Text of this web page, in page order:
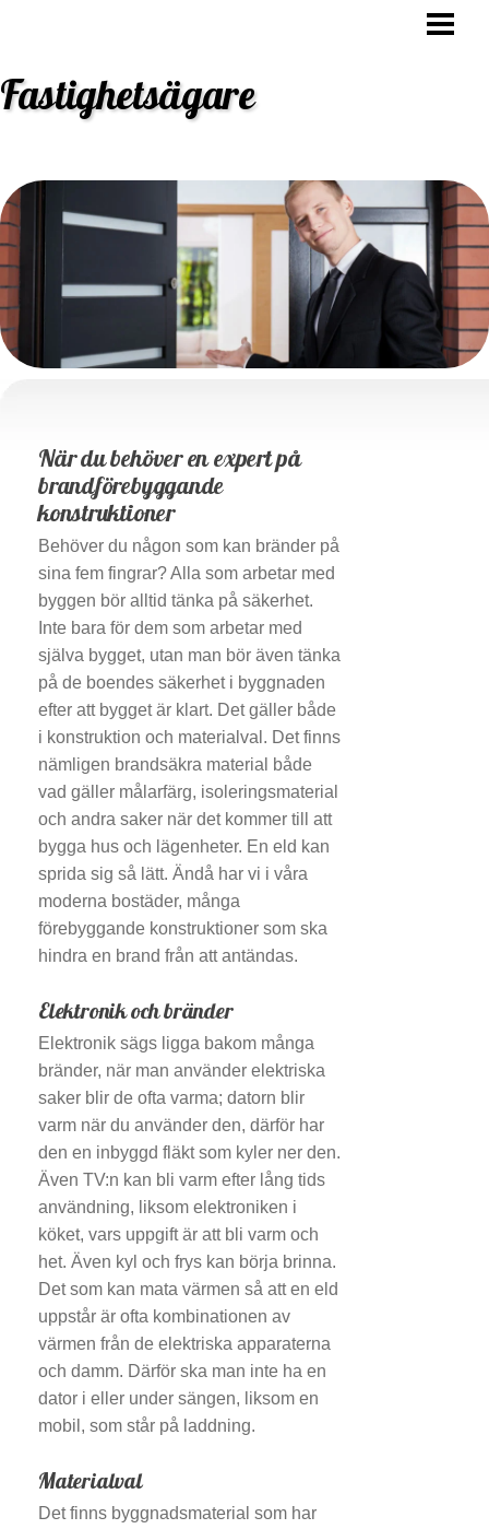
STAMBYTE
BLOGG
Fastighetsägare
När du behöver en expert på
brandförebyggande
konstruktioner
Behöver du någon som kan bränder på
sina fem fingrar? Alla som arbetar med
byggen bör alltid tänka på säkerhet.
Inte bara för dem som arbetar med
själva bygget, utan man bör även tänka
på de boendes säkerhet i byggnaden
efter att bygget är klart. Det gäller både
i konstruktion och materialval. Det finns
nämligen brandsäkra material både
vad gäller målarfärg, isoleringsmaterial
och andra saker när det kommer till att
bygga hus och lägenheter. En eld kan
sprida sig så lätt. Ändå har vi i våra
moderna bostäder, många
förebyggande konstruktioner som ska
hindra en brand från att antändas.
Elektronik och bränder
Elektronik sägs ligga bakom många
bränder, när man använder elektriska
saker blir de ofta varma; datorn blir
varm när du använder den, därför har
den en inbyggd fläkt som kyler ner den.
Även TV:n kan bli varm efter lång tids
användning, liksom elektroniken i
köket, vars uppgift är att bli varm och
het. Även kyl och frys kan börja brinna.
Det som kan mata värmen så att en eld
uppstår är ofta kombinationen av
värmen från de elektriska apparaterna
och damm. Därför ska man inte ha en
dator i eller under sängen, liksom en
mobil, som står på laddning.
Materialval
Det finns byggnadsmaterial som har